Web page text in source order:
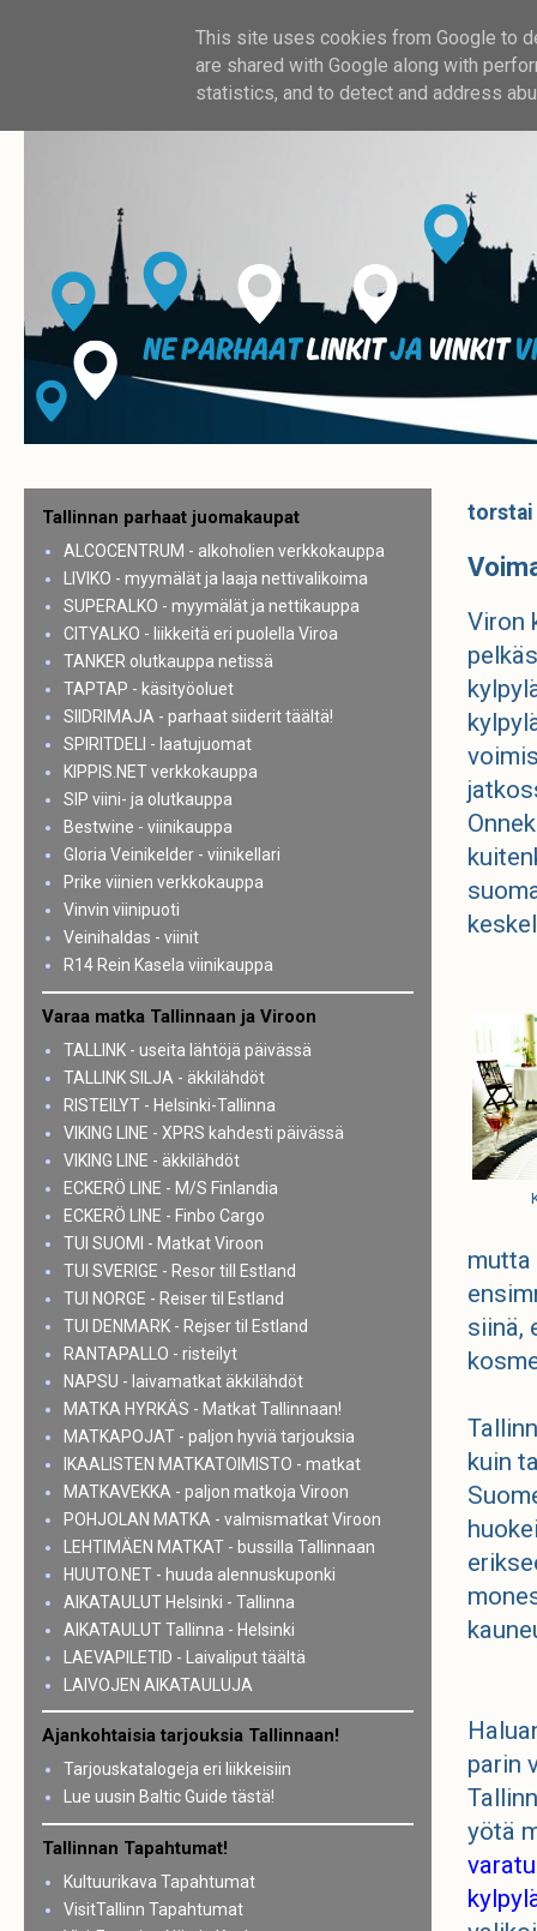
torstai
Viron
mutta
siinä,
kuin
parin
yötä
Tallinnan parhaat juomakaupat
ALCOCENTRUM - alkoholien verkkokauppa
LIVIKO - myymälät ja laaja nettivalikoima
SUPERALKO - myymälät ja nettikauppa
CITYALKO - liikkeitä eri puolella Viroa
TANKER olutkauppa netissä
TAPTAP - käsityöoluet
SIIDRIMAJA - parhaat siiderit täältä!
SPIRITDELI - laatujuomat
KIPPIS.NET verkkokauppa
SIP viini- ja olutkauppa
Bestwine - viinikauppa
Gloria Veinikelder - viinikellari
Prike viinien verkkokauppa
Vinvin viinipuoti
Veinihaldas - viinit
R14 Rein Kasela viinikauppa
Varaa matka Tallinnaan ja Viroon
TALLINK - useita lähtöjä päivässä
TALLINK SILJA - äkkilähdöt
RISTEILYT - Helsinki-Tallinna
VIKING LINE - XPRS kahdesti päivässä
VIKING LINE - äkkilähdöt
ECKERÖ LINE - M/S Finlandia
ECKERÖ LINE - Finbo Cargo
TUI SUOMI - Matkat Viroon
TUI SVERIGE - Resor till Estland
TUI NORGE - Reiser til Estland
TUI DENMARK - Rejser til Estland
RANTAPALLO - risteilyt
NAPSU - laivamatkat äkkilähdöt
MATKA HYRKÄS - Matkat Tallinnaan!
MATKAPOJAT - paljon hyviä tarjouksia
IKAALISTEN MATKATOIMISTO - matkat
MATKAVEKKA - paljon matkoja Viroon
POHJOLAN MATKA - valmismatkat Viroon
LEHTIMÄEN MATKAT - bussilla Tallinnaan
HUUTO.NET - huuda alennuskuponki
AIKATAULUT Helsinki - Tallinna
AIKATAULUT Tallinna - Helsinki
LAEVAPILETID - Laivaliput täältä
LAIVOJEN AIKATAULUJA
Ajankohtaisia tarjouksia Tallinnaan!
Tarjouskatalogeja eri liikkeisiin
Lue uusin Baltic Guide tästä!
Tallinnan Tapahtumat!
Kultuurikava Tapahtumat
VisitTallinn Tapahtumat
This site uses cookies from Google to
are shared with Google along with
statistics, and to detect and address